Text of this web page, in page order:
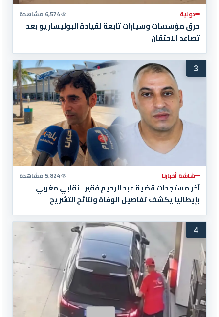
دولية 6,574 مشاهدة
حرق مؤسسات وسيارات تابعة لقيادة البوليساريو بعد
تصاعد الاحتقان
3
شاشة أخبارنا 5,824 مشاهدة
آخر مستجدات قضية عبد الرحيم فقير.. نقابي مغربي
بإيطاليا يكشف تفاصيل الوفاة ونتائج التشريح
4